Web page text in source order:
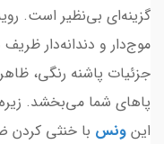
گزینه‌ای بی‌نظیر است.
موج‌دار و دندانه‌دار ظریف
جزئیات پاشنه رنگی،
پاهای شما می‌بخشد.
این ونس با خنثی کردن